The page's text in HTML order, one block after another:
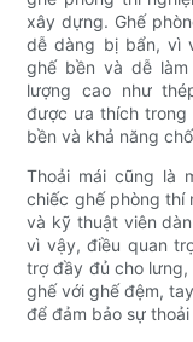
xây dựng. Ghế
dễ dàng bị bẩn, vì
ghế bền và dễ
lượng cao như
được ưa thích trong
bền và khả năng
Thoải mái cũng là
chiếc ghế phòng thí
và kỹ thuật viên
vì vậy, điều quan
trợ đầy đủ cho lưng,
ghế với ghế đệm,
để đảm bảo sự